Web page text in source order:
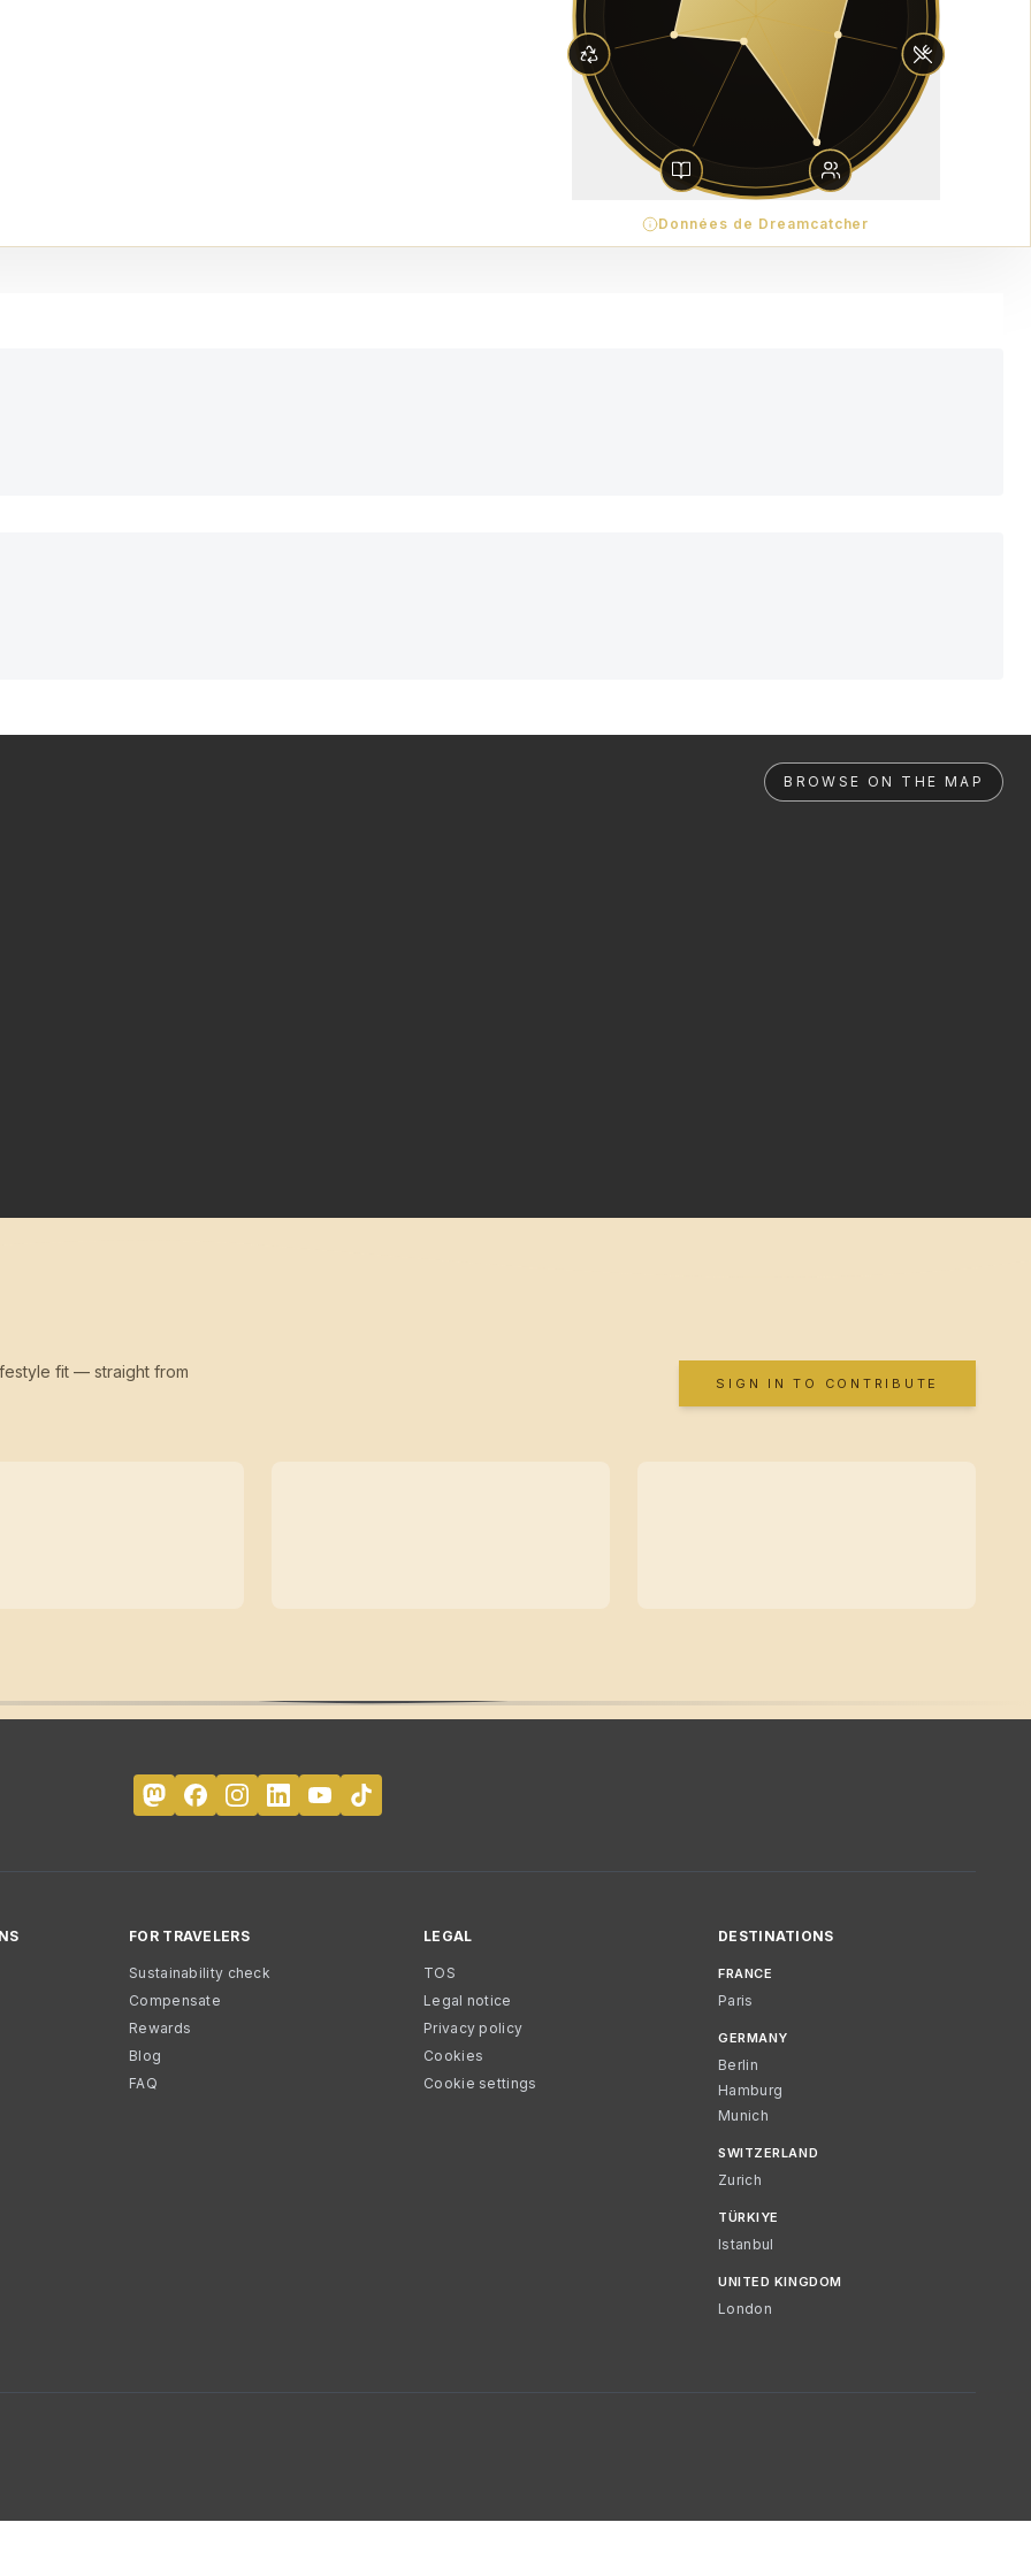
Données de Dreamcatcher
BROWSE ON THE MAP
fit — straight from
SIGN IN TO CONTRIBUTE
FOR TRAVELERS
Sustainability check
Compensate
Rewards
Blog
FAQ
LEGAL
TOS
Legal notice
Privacy policy
Cookies
Cookie settings
DESTINATIONS
FRANCE
Paris
GERMANY
Berlin
Hamburg
Munich
SWITZERLAND
Zurich
TÜRKIYE
Istanbul
UNITED KINGDOM
London